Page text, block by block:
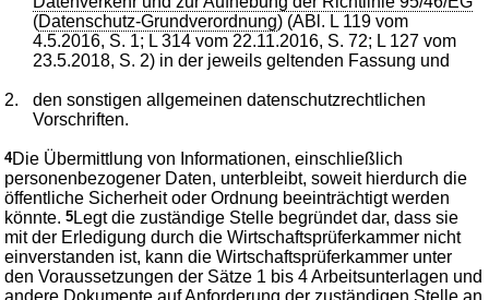
(Datenschutz-Grundverordnung) (ABl. L 119 vom
4.5.2016, S. 1; L 314 vom 22.11.2016, S. 72; L 127 vom
23.5.2018, S. 2) in der jeweils geltenden Fassung und
2.
den sonstigen allgemeinen datenschutzrechtlichen
Vorschriften.
4Die Übermittlung von Informationen, einschließlich
personenbezogener Daten, unterbleibt, soweit hierdurch die
öffentliche Sicherheit oder Ordnung beeinträchtigt werden
könnte.5 Legt die zuständige Stelle begründet dar, dass sie
mit der Erledigung durch die Wirtschaftsprüferkammer nicht
einverstanden ist, kann die Wirtschaftsprüferkammer unter
den Voraussetzungen der Sätze 1 bis 4 Arbeitsunterlagen und